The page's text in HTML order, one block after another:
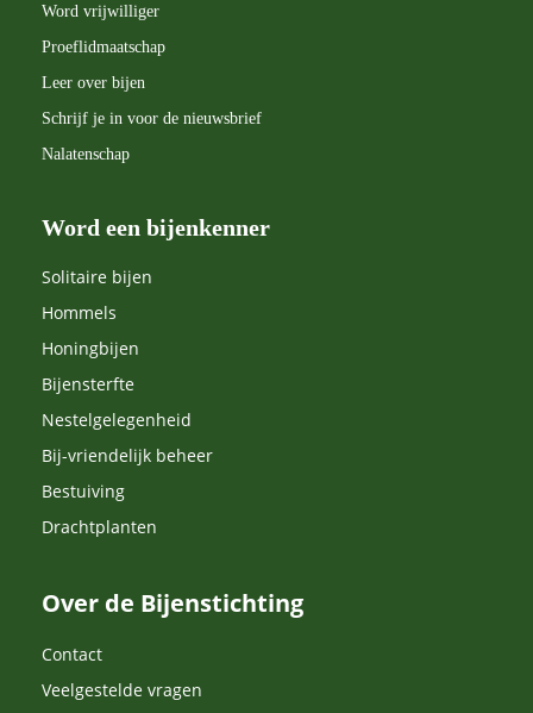
Word vrijwilliger
Proeflidmaatschap
Leer over bijen
Schrijf je in voor de nieuwsbrief
Nalatenschap
Word een bijenkenner
Solitaire bijen
Hommels
Honingbijen
Bijensterfte
Nestelgelegenheid
Bij-vriendelijk beheer
Bestuiving
Drachtplanten
Over de Bijenstichting
Contact
Veelgestelde vragen